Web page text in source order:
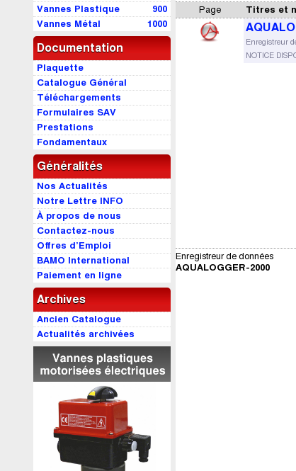
900
Vannes Plastique
1000
Vannes Métal
Documentation
Plaquette
Catalogue Général
Téléchargements
Formulaires SAV
Prestations
Fondamentaux
Généralités
Nos Actualités
Notre Lettre INFO
À propos de nous
Contactez-nous
Offres d’Emploi
BAMO International
Paiement en ligne
Archives
Ancien Catalogue
Actualités archivées
Page Titres et
Enregistreur
NOTICE
Enregistreur de données
AQUALOGGER-2000